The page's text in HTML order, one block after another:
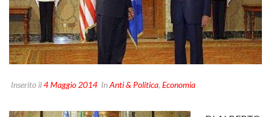
Inserito il4 Maggio 2014 InAnti & Politica, Economia